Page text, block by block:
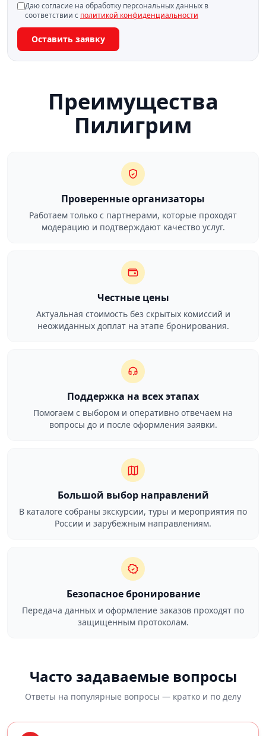
Даю согласие на обработку персональных данных в
соответствии с политикой конфиденциальности
Оставить заявку
Преимущества
Пилигрим
Проверенные организаторы
Работаем только с партнерами, которые проходят
модерацию и подтверждают качество услуг.
Честные цены
Актуальная стоимость без скрытых комиссий и
неожиданных доплат на этапе бронирования.
Поддержка на всех этапах
Помогаем с выбором и оперативно отвечаем на
вопросы до и после оформления заявки.
Большой выбор направлений
В каталоге собраны экскурсии, туры и мероприятия по
России и зарубежным направлениям.
Безопасное бронирование
Передача данных и оформление заказов проходят по
защищенным протоколам.
Часто задаваемые вопросы
Ответы на популярные вопросы — кратко и по делу